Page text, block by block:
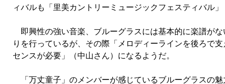
ィバルも「里美カントリーミュージックフェスティバル
即興性の強い音楽、ブルーグラスには基本的に楽譜が
りを行っているが、その際「メロディーラインを後ろで
センスが必要」（中山さん）になるようだ。
「万丈童子」のメンバーが感じているブルーグラスの